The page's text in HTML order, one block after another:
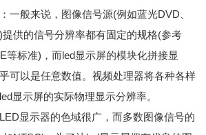
一般来说，图像信号源(例如蓝光DVD、
供的信号分辨率都有固定的规格(参考
等标准)，而led显示屏的模块化拼接显
可以是任意数值。视频处理器将各种各样
显示屏的实际物理显示分辨率。
显示器的色域很广，而多数图像信号的